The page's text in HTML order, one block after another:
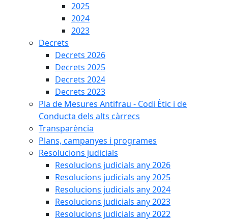
2025
2024
2023
Decrets
Decrets 2026
Decrets 2025
Decrets 2024
Decrets 2023
Pla de Mesures Antifrau - Codi Ètic i de
Conducta dels alts càrrecs
Transparència
Plans, campanyes i programes
Resolucions judicials
Resolucions judicials any 2026
Resolucions judicials any 2025
Resolucions judicials any 2024
Resolucions judicials any 2023
Resolucions judicials any 2022